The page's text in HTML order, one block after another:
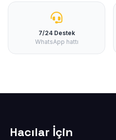
7/24 Destek
WhatsApp hattı
Hacılar İçin